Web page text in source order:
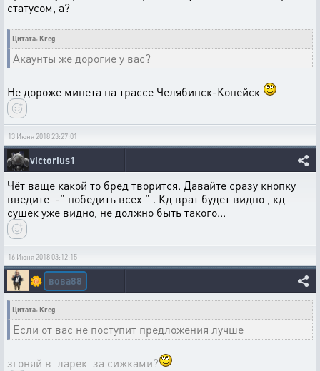
статусом, а?
Цитата: Kreg
Акаунты же дорогие у вас?
Не дороже минета на трассе Челябинск-Копейск
13 Июня 2018 23:27:01
victorius1
Чёт ваще какой то бред творится. Давайте сразу кнопку
введите -" победить всех " . Кд врат будет видно , кд
сушек уже видно, не должно быть такого...
16 Июня 2018 03:12:15
🌼 вова88
Цитата: Kreg
Если от вас не поступит предложения лучше
згоняй в ларек за сижками?